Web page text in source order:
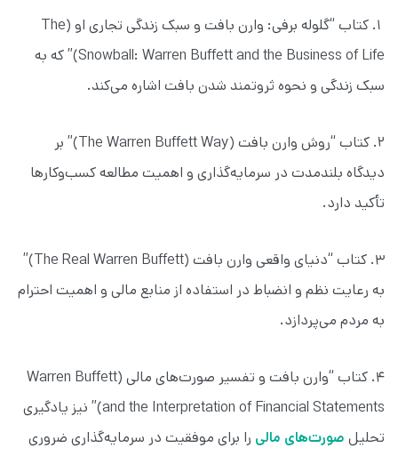
۱. کتاب “گلوله برفی: وارن بافت و سبک زندگی تجاری او (The
Snowball: Warren Buffett and the Business of Life)” که به
سبک زندگی و نحوه ثروتمند شدن بافت اشاره می‌کند.
۲. کتاب “روش وارن بافت (The Warren Buffett Way)” بر
دیدگاه بلندمدت در سرمایه‌گذاری و اهمیت مطالعه کسب‌وکارها
تأکید دارد.
۳. کتاب “دنیای واقعی وارن بافت (The Real Warren Buffett)”
به رعایت نظم و انضباط در استفاده از منابع مالی و اهمیت احترام
به مردم می‌پردازد.
۴. کتاب “وارن بافت و تفسیر صورت‌های مالی (Warren Buffett
and the Interpretation of Financial Statements)” نیز یادگیری
تحلیل صورت‌های مالی را برای موفقیت در سرمایه‌گذاری ضروری